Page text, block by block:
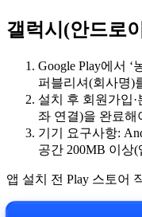
갤럭시(안드로
Google Play에서 ‘
퍼블리셔(회사명)
설치 후 회원가입·
좌 연결)을 완료해
기기 요구사항:
공간 200MB 이상(
앱 설치 전 Play 스토어